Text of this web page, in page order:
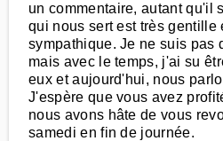
un commentaire, autant qu'il
qui nous sert est très gentille
sympathique. Je ne suis pas
mais avec le temps, j'ai su
eux et aujourd'hui, nous
J'espère que vous avez
nous avons hâte de vous
samedi en fin de journée.